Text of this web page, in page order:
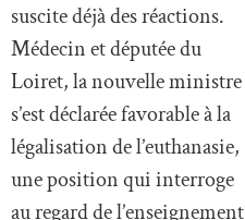
suscite déjà des réactions.
Médecin et députée du
Loiret, la nouvelle ministre
s’est déclarée favorable à la
légalisation de l’euthanasie,
une position qui interroge
au regard de l’enseignement